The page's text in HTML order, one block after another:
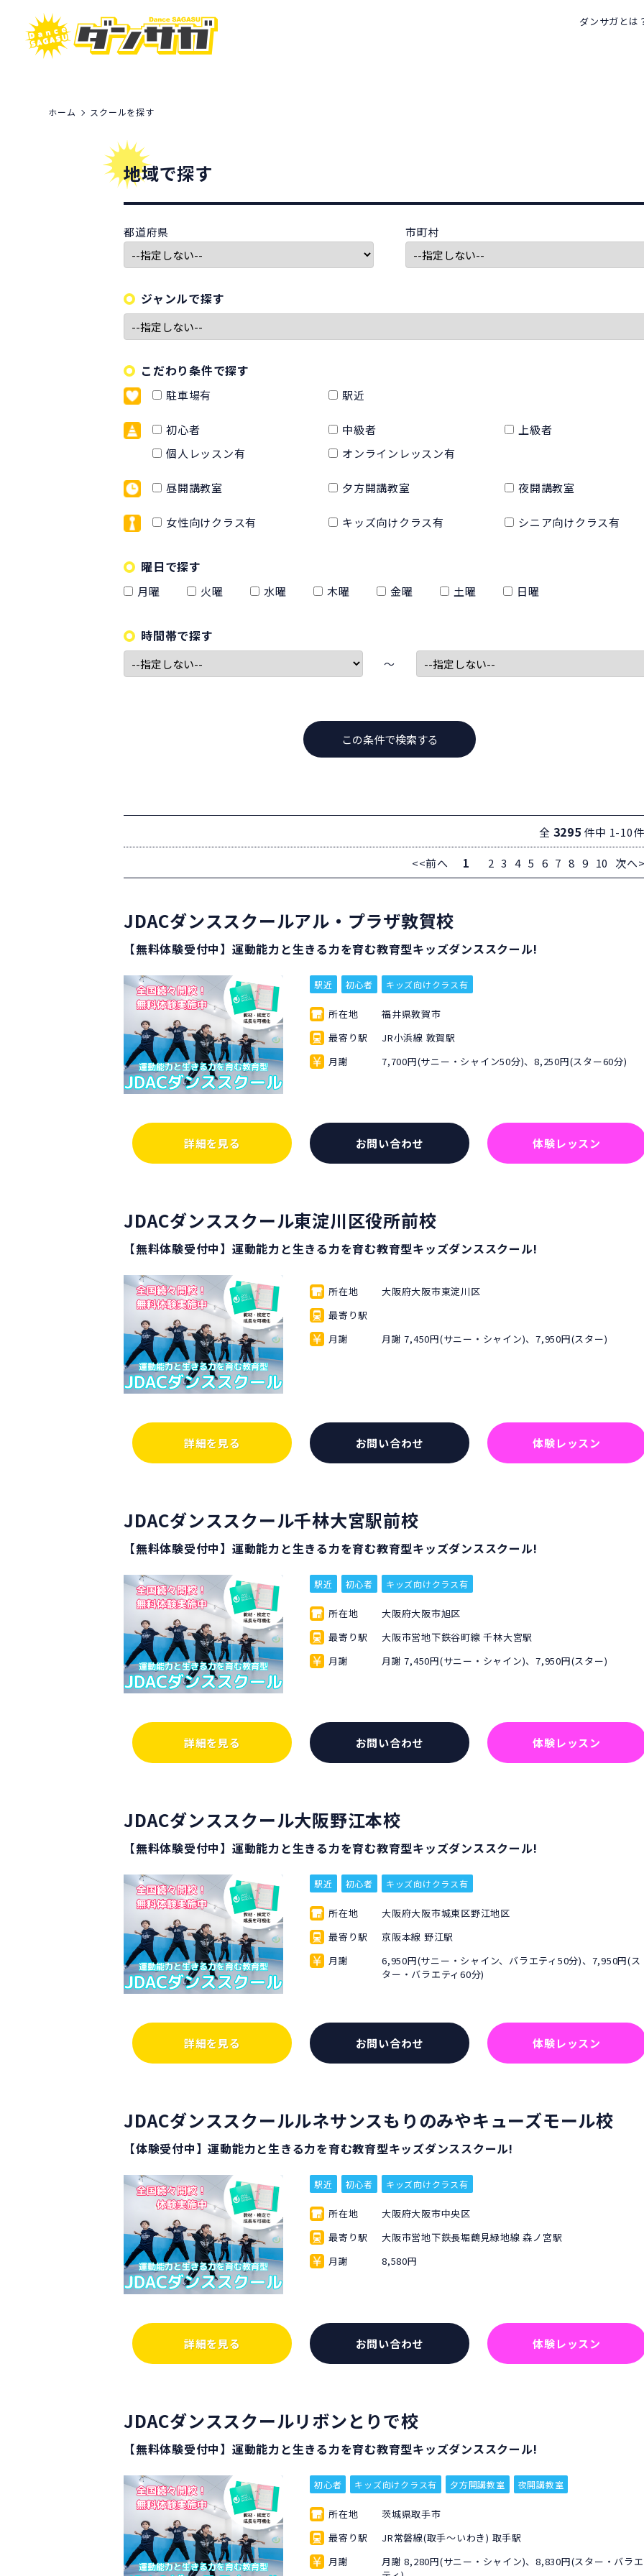
ダンサガとは
ホーム スクールを探す
地域で探す
都道府県 市町村
ジャンルで探す
こだわり条件で探す
駐車場有 駅近
初心者 中級者
上級者
個人レッスン有
オンラインレッスン有
昼開講教室 夕方開講教室 夜開講教室
女性向けクラス有 キッズ向けクラス有 シニア向けクラス有
曜日で探す
月曜 火曜 水曜 木曜 金曜 土曜 日曜
時間帯で探す
〜
全 3295 件中 1-10
<<前へ 1 2 3 4 5 6 7 8 9 10 次へ
JDACダンススクールアル・プラザ敦賀校
【無料体験受付中】運動能力と生きる力を育む教育型キッズダンススクール!
駅近 初心者 キッズ向けクラス有
所在地
福井県敦賀市
最寄り駅
JR小浜線 敦賀駅
月謝
7,700円(サニー・シャイン50分)、8,250円(スター60分)
詳細を見る お問い合わせ 体験レッスン
JDACダンススクール東淀川区役所前校
【無料体験受付中】運動能力と生きる力を育む教育型キッズダンススクール!
所在地
大阪府大阪市東淀川区
最寄り駅
月謝
月謝 7,450円(サニー・シャイン)、7,950円(スター)
詳細を見る お問い合わせ 体験レッスン
JDACダンススクール千林大宮駅前校
【無料体験受付中】運動能力と生きる力を育む教育型キッズダンススクール!
駅近 初心者 キッズ向けクラス有
所在地
大阪府大阪市旭区
最寄り駅
大阪市営地下鉄谷町線 千林大宮駅
月謝
月謝 7,450円(サニー・シャイン)、7,950円(スター)
詳細を見る お問い合わせ 体験レッスン
JDACダンススクール大阪野江本校
【無料体験受付中】運動能力と生きる力を育む教育型キッズダンススクール!
駅近 初心者 キッズ向けクラス有
所在地
大阪府大阪市城東区野江地区
最寄り駅
京阪本線 野江駅
月謝
6,950円(サニー・シャイン、バラエティ50分)、7,950円(ス
ター・バラエティ60分)
詳細を見る お問い合わせ 体験レッスン
JDACダンススクールルネサンスもりのみやキューズモール校
【体験受付中】運動能力と生きる力を育む教育型キッズダンススクール!
駅近 初心者 キッズ向けクラス有
所在地
大阪府大阪市中央区
最寄り駅
大阪市営地下鉄長堀鶴見緑地線 森ノ宮駅
月謝
8,580円
詳細を見る お問い合わせ 体験レッスン
JDACダンススクールリボンとりで校
【無料体験受付中】運動能力と生きる力を育む教育型キッズダンススクール!
初心者 キッズ向けクラス有 夕方開講教室 夜開講教室
所在地
茨城県取手市
最寄り駅
JR常磐線(取手～いわき) 取手駅
月謝
月謝 8,280円(サニー・シャイン)、8,830円(スター・バラエ